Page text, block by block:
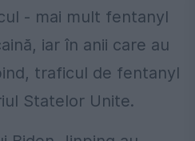
- mai mult fentanyl
iar în anii care au
traficul de fentanyl
Statelor Unite.